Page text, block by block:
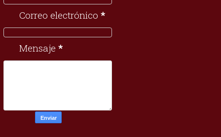
Correo electrónico *
Mensaje *